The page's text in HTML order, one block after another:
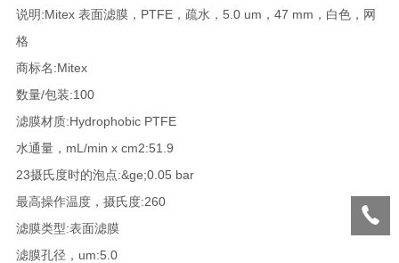
说明:Mitex 表面滤膜，PTFE，疏水，5.0 um，47 mm，白色，网
格
商标名:Mitex
数量/包装:100
滤膜材质:Hydrophobic PTFE
水通量，mL/min x cm2:51.9
23摄氏度时的泡点:&ge;0.05 bar
最高操作温度，摄氏度:260
滤膜类型:表面滤膜
滤膜孔径，um:5.0